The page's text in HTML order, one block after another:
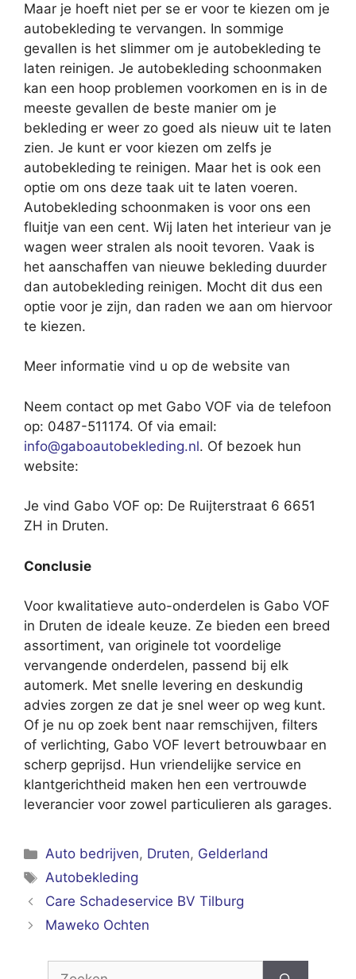
Maar je hoeft niet per se er voor te kiezen om je
autobekleding te vervangen. In sommige
gevallen is het slimmer om je autobekleding te
laten reinigen. Je autobekleding schoonmaken
kan een hoop problemen voorkomen en is in de
meeste gevallen de beste manier om je
bekleding er weer zo goed als nieuw uit te laten
zien. Je kunt er voor kiezen om zelfs je
autobekleding te reinigen. Maar het is ook een
optie om ons deze taak uit te laten voeren.
Autobekleding schoonmaken is voor ons een
fluitje van een cent. Wij laten het interieur van je
wagen weer stralen als nooit tevoren. Vaak is
het aanschaffen van nieuwe bekleding duurder
dan autobekleding reinigen. Mocht dit dus een
optie voor je zijn, dan raden we aan om hiervoor
te kiezen.
Meer informatie vind u op de website van
Neem contact op met Gabo VOF via de telefoon
op: 0487-511174. Of via email:
info@gaboautobekleding.nl. Of bezoek hun
website:
Je vind Gabo VOF op: De Ruijterstraat 6 6651
ZH in Druten.
Conclusie
Voor kwalitatieve auto-onderdelen is Gabo VOF
in Druten de ideale keuze. Ze bieden een breed
assortiment, van originele tot voordelige
vervangende onderdelen, passend bij elk
automerk. Met snelle levering en deskundig
advies zorgen ze dat je snel weer op weg kunt.
Of je nu op zoek bent naar remschijven, filters
of verlichting, Gabo VOF levert betrouwbaar en
scherp geprijsd. Hun vriendelijke service en
klantgerichtheid maken hen een vertrouwde
leverancier voor zowel particulieren als garages.
Categorieën
Auto bedrijven, Druten, Gelderland
Tags
Autobekleding
Care Schadeservice BV Tilburg
Maweko Ochten
Zoek